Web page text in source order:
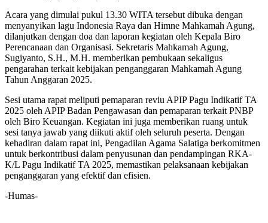
Acara yang dimulai pukul 13.30 WITA tersebut dibuka dengan
menyanyikan lagu Indonesia Raya dan Himne Mahkamah Agung,
dilanjutkan dengan doa dan laporan kegiatan oleh Kepala Biro
Perencanaan dan Organisasi. Sekretaris Mahkamah Agung,
Sugiyanto, S.H., M.H. memberikan pembukaan sekaligus
pengarahan terkait kebijakan penganggaran Mahkamah Agung
Tahun Anggaran 2025.
Sesi utama rapat meliputi pemaparan reviu APIP Pagu Indikatif TA
2025 oleh APIP Badan Pengawasan dan pemaparan terkait PNBP
oleh Biro Keuangan. Kegiatan ini juga memberikan ruang untuk
sesi tanya jawab yang diikuti aktif oleh seluruh peserta. Dengan
kehadiran dalam rapat ini, Pengadilan Agama Salatiga berkomitmen
untuk berkontribusi dalam penyusunan dan pendampingan RKA-
K/L Pagu Indikatif TA 2025, memastikan pelaksanaan kebijakan
penganggaran yang efektif dan efisien.
-Humas-